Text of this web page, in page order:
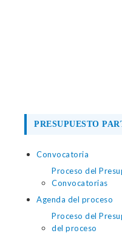
PRESUPUESTO
Convocatoria
Proceso del
Convocatorias
Agenda del proceso
Proceso del
del proceso